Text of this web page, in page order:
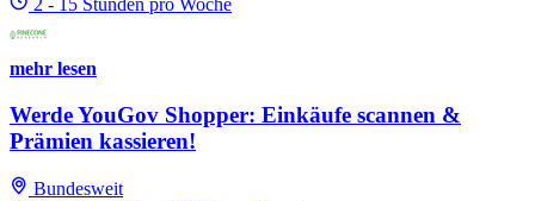
2 - 15 Stunden pro Woche
mehr lesen
Werde YouGov Shopper: Einkäufe scannen &
Prämien kassieren!
Bundesweit